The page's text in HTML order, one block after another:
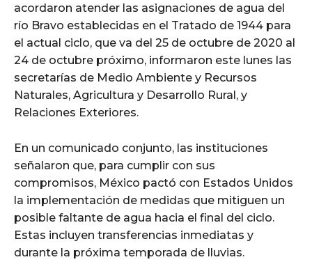
acordaron atender las asignaciones de agua del
río Bravo establecidas en el Tratado de 1944 para
el actual ciclo, que va del 25 de octubre de 2020 al
24 de octubre próximo, informaron este lunes las
secretarías de Medio Ambiente y Recursos
Naturales, Agricultura y Desarrollo Rural, y
Relaciones Exteriores.
En un comunicado conjunto, las instituciones
señalaron que, para cumplir con sus
compromisos, México pactó con Estados Unidos
la implementación de medidas que mitiguen un
posible faltante de agua hacia el final del ciclo.
Estas incluyen transferencias inmediatas y
durante la próxima temporada de lluvias.